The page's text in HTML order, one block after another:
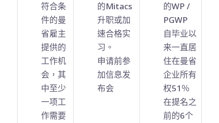
符合条
件的曼
省雇主
提供的
工作机
会，其
中至少
一项工
作需要
的Mitacs
升职或加
速合格实
习。
申请前参
加信息发
布会
的WP /
PGWP
自毕业以
来一直居
住在曼省
企业所有
权51％
在提名之
前的6个